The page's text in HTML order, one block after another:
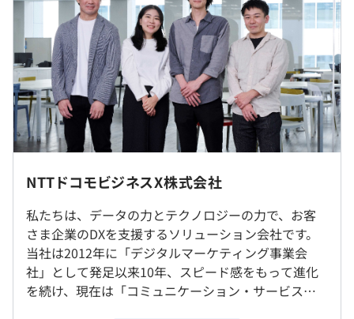
【自社プロダクト】
◆ビジネスコミュニケーションプラットフォームサービス
『NTT CPaaS』
https://www.nttcpaas.com/
◆NTTグループのSMS送信サービス『空電プッシュ』
https://www.karaden.jp/
◆プログラマブルなSMS送信API『Karaden SMS API』
https://www.karaden.jp/prg/
◆リッチコミュニケーションサービス『空電プッシュ for
RC』
https://www.karaden.jp/rcs/
◆自治体向けSMS送信『空電プッシュ for LGWAN』
◎リモート勤務可（リモート週3日、出社週2日のハイブ
リット型勤務）
就業場所の変更範囲
＜雇入時＞
東京
＜変更範囲＞
会社の定める場所
リモート勤務手当（一律）2,400円
■院了 ：（月給）288,960円／（基本給）286,560円／
リモート勤務手当（一律）2,400円
《残業代》
固定残業代（みなし残業代）制ではありません。
残業代（時間外手当）は、月給のほかに時間外労働に応じ
て支給
（※ 想定年収は年収提示額を保証するものではありません）
2年度前 採用者数4人 離職者数0人
3年度前 採用者数9人 離職者数0人
過去３年間の新卒採用者数の男女別人数
前年度 男性5人 女性2人
2年度前 男性3人 女性1人
3年度前 男性4人 女性5人
平均勤続年数
5.4年
研修の有無及び内容
スキル向上や実績を積むことによって、個人の活躍の機会
を広げ機会を生かすことで、
お客様への提供価値を向上させ、個人の成長と事業の成長
の双方を実現するための人材育成プログラムを用意してい
NTTドコモビジネスX株式会社
私たちは、データの力とテクノロジーの力で、お客
さま企業のDXを支援するソリューション会社です。
当社は2012年に「デジタルマーケティング事業会
社」として発足以来10年、スピード感をもって進化
を続け、現在は「コミュニケーション・サービス事